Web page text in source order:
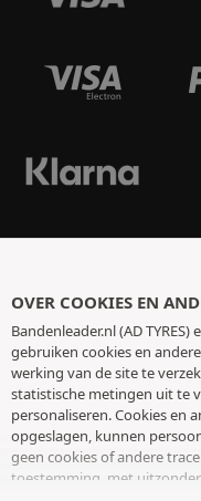
OVER COOKIES EN
Bandenleader.nl (AD
gebruiken cookies en
werking van de site te
statistische metingen uit te
personaliseren. Cookies en
opgeslagen, kunnen
geen cookies of andere
toestemming, met